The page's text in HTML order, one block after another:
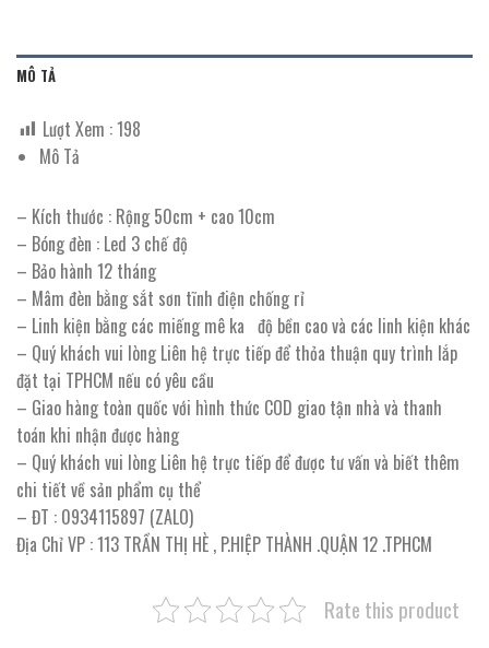
MÔ TẢ
Lượt Xem :198
Mô Tả
– Kích thước : Rộng 50cm + cao 10cm
– Bóng đèn : Led 3 chế độ
– Bảo hành 12 tháng
– Mâm đèn bằng sắt sơn tĩnh điện chống rỉ
– Linh kiện bằng các miếng mê ka độ bền cao và các linh kiện khác
– Quý khách vui lòng Liên hệ trực tiếp để thỏa thuận quy trình lắp
đặt tại TPHCM nếu có yêu cầu
– Giao hàng toàn quốc với hình thức COD giao tận nhà và thanh
toán khi nhận được hàng
– Quý khách vui lòng Liên hệ trực tiếp để được tư vấn và biết thêm
chi tiết về sản phẩm cụ thể
– ĐT : 0934115897 (ZALO)
Địa Chỉ VP : 113 TRẦN THỊ HÈ , P.HIỆP THÀNH .QUẬN 12 .TPHCM
Rate this product